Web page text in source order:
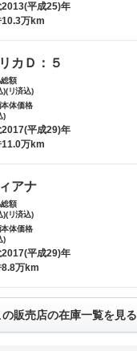
2013(平成25)年
10.3万km
カＤ：５
額
)(リ済込)
体価格
)
2017(平成29)年
11.0万km
アナ
額
)(リ済込)
体価格
)
2017(平成29)年
8.8万km
の販売店の在庫一覧を見る